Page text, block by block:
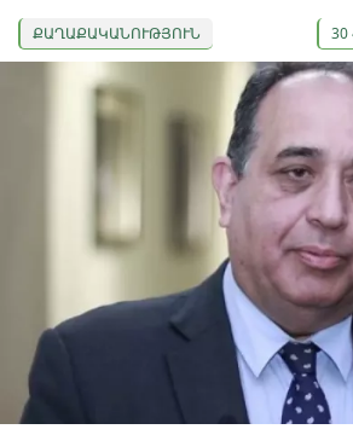
ՔԱՂԱՔԱԿԱՆՈՒԹՅՈՒՆ 30